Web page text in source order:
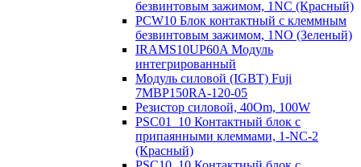
безвинтовым зажимом, 1NC (Красный)
PCW10 Блок контактный с клеммным
безвинтовым зажимом, 1NO (Зеленый)
IRAMS10UP60A Модуль
интегрированный
Модуль силовой (IGBT) Fuji
7MBP150RA-120-05
Резистор силовой, 40Om, 100W
PSC01_10 Контактный блок с
припаянными клеммами, 1-NC-2
(Красный)